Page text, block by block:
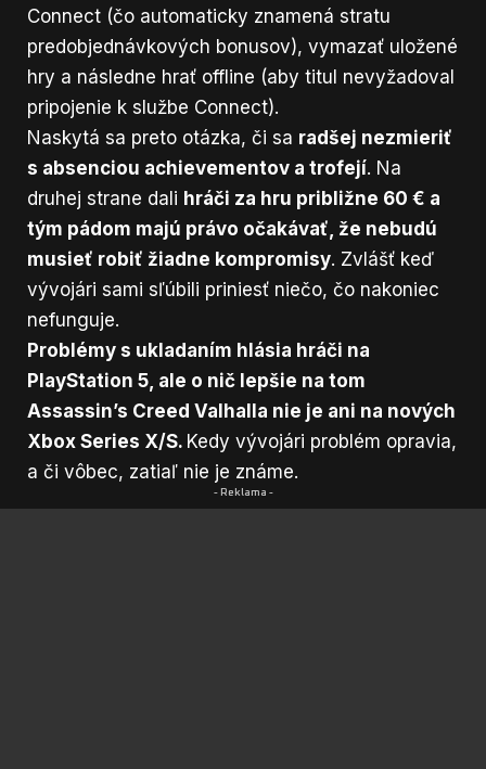
Connect (čo automaticky znamená stratu
predobjednávkových bonusov), vymazať uložené
hry a následne hrať offline (aby titul nevyžadoval
pripojenie k službe Connect).
Naskytá sa preto otázka, či sa radšej nezmieriť
s absenciou achievementov a trofejí. Na
druhej strane dali hráči za hru približne 60 € a
tým pádom majú právo očakávať, že nebudú
musieť robiť žiadne kompromisy. Zvlášť keď
vývojári sami sľúbili priniesť niečo, čo nakoniec
nefunguje.
Problémy s ukladaním hlásia hráči na
PlayStation 5, ale o nič lepšie na tom
Assassin’s Creed Valhalla nie je ani na nových
Xbox Series X/S. Kedy vývojári problém opravia,
a či vôbec, zatiaľ nie je známe.
- Reklama -